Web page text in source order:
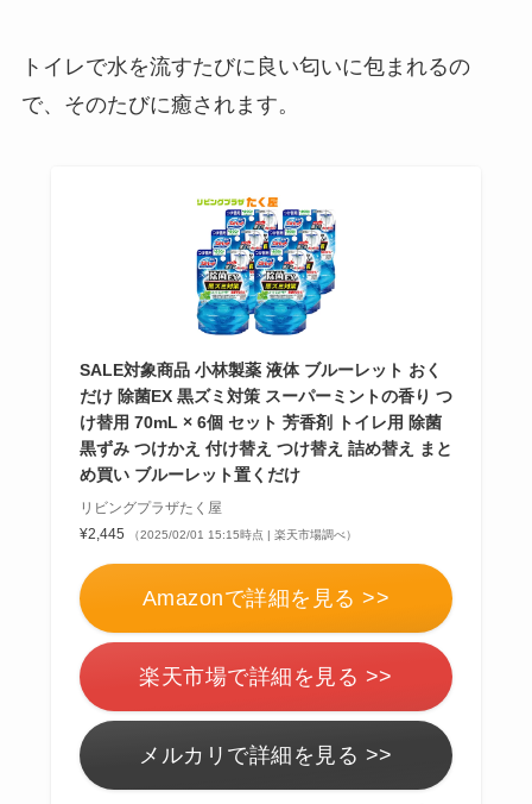
トイレで水を流すたびに良い匂いに包まれるの
で、そのたびに癒されます。
SALE対象商品 小林製薬 液体 ブルーレット おく
だけ 除菌EX 黒ズミ対策 スーパーミントの香り つ
け替用 70mL × 6個 セット 芳香剤 トイレ用 除菌
黒ずみ つけかえ 付け替え つけ替え 詰め替え まと
め買い ブルーレット置くだけ
リビングプラザたく屋
¥2,445
（2025/02/01 15:15時点 | 楽天市場調べ）
Amazonで詳細を見る >>
楽天市場で詳細を見る >>
メルカリで詳細を見る >>